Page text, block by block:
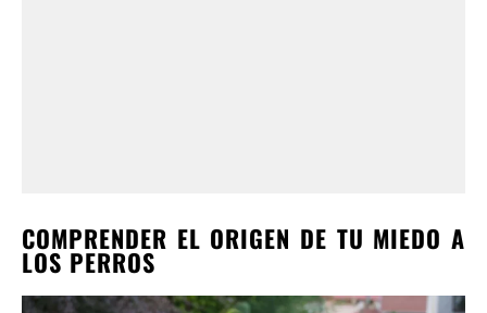
COMPRENDER EL ORIGEN DE TU MIEDO A
LOS PERROS